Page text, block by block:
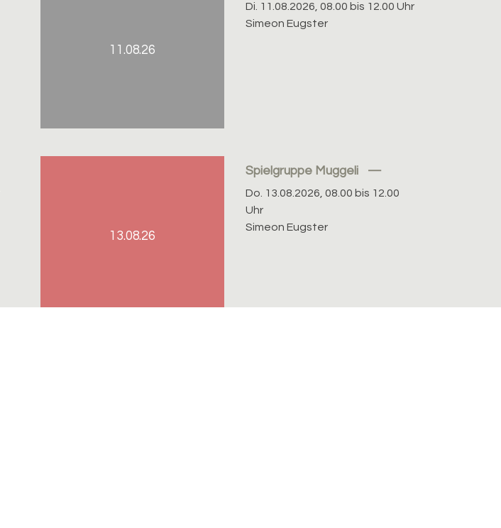
11.08.26
Di. 11.08.2026, 08.00 bis 12.00 Uhr
Simeon Eugster
13.08.26
Spielgruppe Muggeli
Do. 13.08.2026, 08.00 bis 12.00
Uhr
Simeon Eugster